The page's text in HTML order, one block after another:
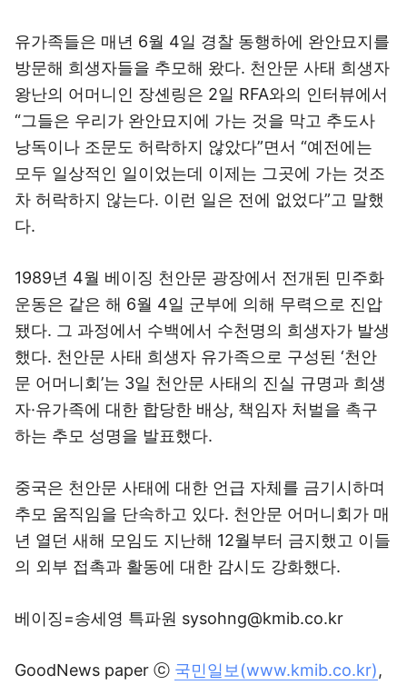
유가족들은 매년 6월 4일 경찰 동행하에 완안묘지를
방문해 희생자들을 추모해 왔다. 천안문 사태 희생자
왕난의 어머니인 장셴링은 2일 RFA와의 인터뷰에서
“그들은 우리가 완안묘지에 가는 것을 막고 추도사
낭독이나 조문도 허락하지 않았다”면서 “예전에는
모두 일상적인 일이었는데 이제는 그곳에 가는 것조
차 허락하지 않는다. 이런 일은 전에 없었다”고 말했
다.
1989년 4월 베이징 천안문 광장에서 전개된 민주화
운동은 같은 해 6월 4일 군부에 의해 무력으로 진압
됐다. 그 과정에서 수백에서 수천명의 희생자가 발생
했다. 천안문 사태 희생자 유가족으로 구성된 ‘천안
문 어머니회’는 3일 천안문 사태의 진실 규명과 희생
자·유가족에 대한 합당한 배상, 책임자 처벌을 촉구
하는 추모 성명을 발표했다.
중국은 천안문 사태에 대한 언급 자체를 금기시하며
추모 움직임을 단속하고 있다. 천안문 어머니회가 매
년 열던 새해 모임도 지난해 12월부터 금지했고 이들
의 외부 접촉과 활동에 대한 감시도 강화했다.
베이징=송세영 특파원 sysohng@kmib.co.kr
GoodNews paper ⓒ 국민일보(www.kmib.co.kr),